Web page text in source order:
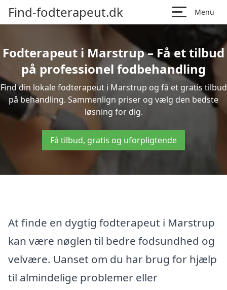
Find-fodterapeut.dk Menu
Fodterapeut i Marstrup – Få et tilbud
på professionel fodbehandling
Find din lokale fodterapeut i Marstrup og få et gratis tilbud
på behandling. Sammenlign priser og vælg den bedste
løsning for dig.
Få tilbud, gratis og uforpligtende
At finde en dygtig fodterapeut i Marstrup
kan være nøglen til bedre fodsundhed og
velvære. Uanset om du har brug for hjælp
til almindelige problemer eller